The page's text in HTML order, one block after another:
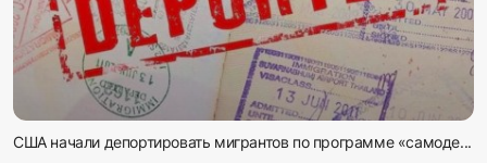
США начали депортировать мигрантов по программе «самоде...